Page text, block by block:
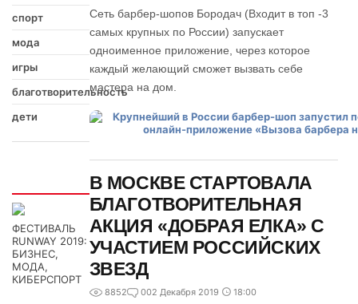
спорт
мода
игры
благотворительность
дети
ФЕСТИВАЛЬ
RUNWAY 2019:
БИЗНЕС,
МОДА,
КИБЕРСПОРТ
Сеть барбер-шопов Бородач (Входит в топ -3
самых крупных по России) запускает
одноименное приложение, через которое
каждый желающий сможет вызвать себе
мастера на дом.
В МОСКВЕ СТАРТОВАЛА
БЛАГОТВОРИТЕЛЬНАЯ
АКЦИЯ «ДОБРАЯ ЕЛКА» С
УЧАСТИЕМ РОССИЙСКИХ
ЗВЕЗД
8852 002 Декабря 2019 18:00